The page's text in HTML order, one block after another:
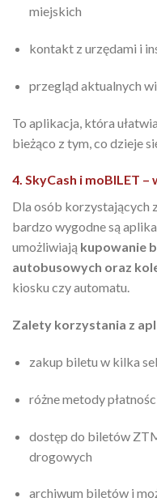
miejskich
kontakt z urzędami i
przegląd aktualnych
To aplikacja, która
bieżąco z tym, co dzieje
4. SkyCash i moBILET
Dla osób korzystających
bardzo wygodne są
umożliwiają kupowanie
autobusowych oraz
kiosku czy automatu.
Zalety korzystania z
zakup biletu w kilka
różne metody
dostęp do biletów
drogowych
archiwum biletów i